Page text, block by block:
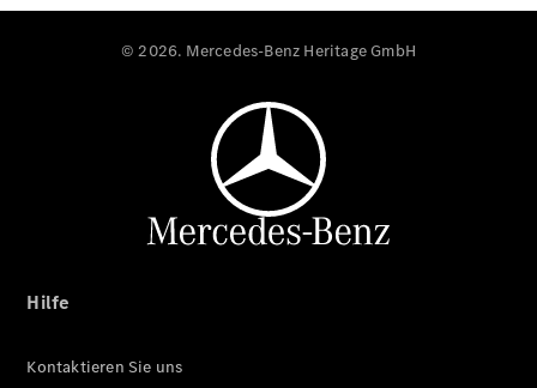
© 2026. Mercedes-Benz Heritage GmbH
Hilfe
Kontaktieren Sie uns